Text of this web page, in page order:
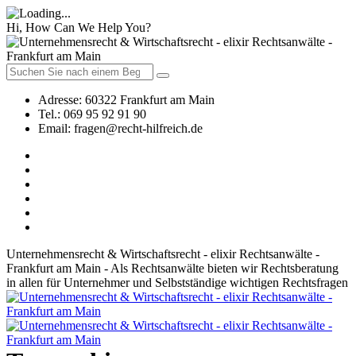
Hi, How Can We Help You?
Adresse: 60322 Frankfurt am Main
Tel.: 069 95 92 91 90
Email: fragen@recht-hilfreich.de
Unternehmensrecht & Wirtschaftsrecht - elixir Rechtsanwälte -
Frankfurt am Main - Als Rechtsanwälte bieten wir Rechtsberatung
in allen für Unternehmer und Selbstständige wichtigen Rechtsfragen